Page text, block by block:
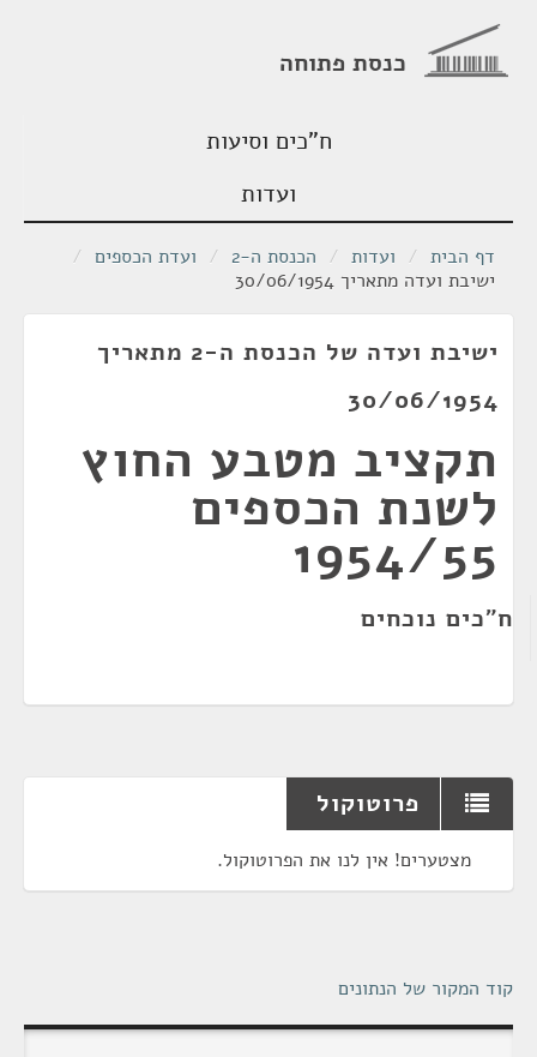
כנסת פתוחה
ח"כים וסיעות
ועדות
דף הבית / ועדות / הכנסת ה-2 / ועדת הכספים /
ישיבת ועדה מתאריך 30/06/1954
ישיבת ועדה של הכנסת ה-2 מתאריך
30/06/1954
תקציב מטבע החוץ
לשנת הכספים
1954/55
ח"כים נוכחים
פרוטוקול
מצטערים! אין לנו את הפרוטוקול.
קוד המקור של הנתונים